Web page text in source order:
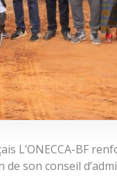
L’ONECCA-BF
son conseil